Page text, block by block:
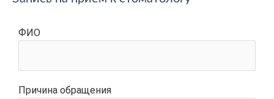
ФИО
Причина обращения